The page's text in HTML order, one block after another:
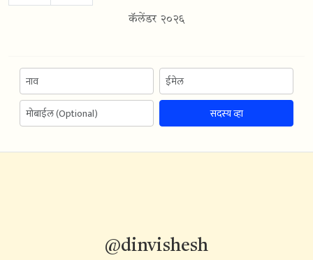
कॅलेंडर २०२६
सदस्य व्हा
@dinvishesh